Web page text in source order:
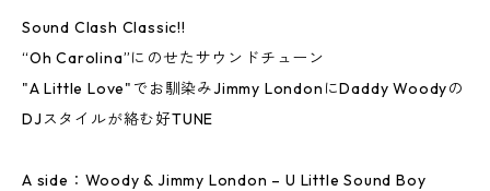
Sound Clash Classic!!
“Oh Carolina”にのせたサウンドチューン
"A Little Love"でお馴染みJimmy LondonにDaddy Woodyの
DJスタイルが絡む好TUNE
A side：Woody & Jimmy London – U Little Sound Boy